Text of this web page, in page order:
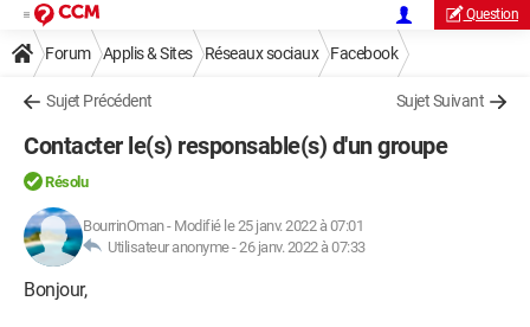
Question
Forum Applis & Sites Réseaux sociaux Facebook
Sujet Précédent Sujet Suivant
Contacter le(s) responsable(s) d'un groupe
Résolu
BourrinOman- Modifié le 25 janv. 2022 à 07:01
Utilisateur anonyme -26 janv. 2022 à 07:33
Bonjour,